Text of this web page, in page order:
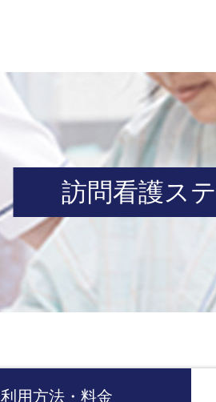
訪問看護ス
利用方法・料金